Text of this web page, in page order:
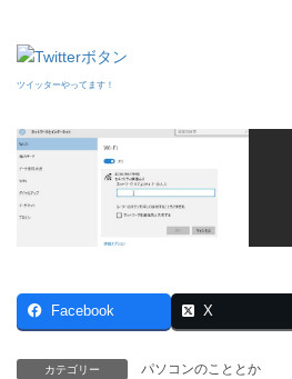
ツイッターやってます！
Facebook X
カテゴリー パソコンのこととか